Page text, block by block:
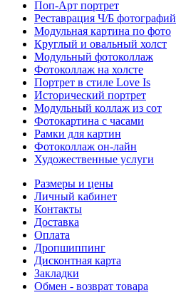
Поп-Арт портрет
Реставрация Ч/Б фотографий
Модульная картина по фото
Круглый и овальный холст
Модульный фотоколлаж
Фотоколлаж на холсте
Портрет в стиле Love Is
Исторический портрет
Модульный коллаж из сот
Фотокартина с часами
Рамки для картин
Фотоколлаж он-лайн
Художественные услуги
Размеры и цены
Личный кабинет
Контакты
Доставка
Оплата
Дропшиппинг
Дисконтная карта
Закладки
Обмен - возврат товара